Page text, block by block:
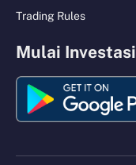
Trading Rules
Mulai Investasi